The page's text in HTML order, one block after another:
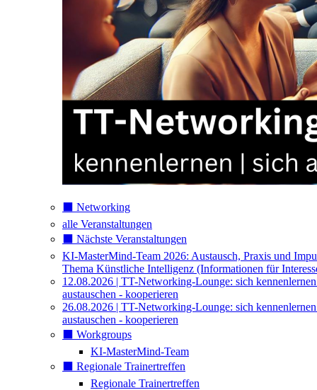
⬛️ Networking
alle Veranstaltungen
⬛️ Nächste Veranstaltungen
KI-MasterMind-Team 2026: Austausch, Praxis und
Thema Künstliche Intelligenz (Informationen für
12.08.2026 | TT-Networking-Lounge: sich
austauschen - kooperieren
26.08.2026 | TT-Networking-Lounge: sich
austauschen - kooperieren
⬛️ Workgroups
KI-MasterMind-Team
⬛️ Regionale Trainertreffen
Regionale Trainertreffen